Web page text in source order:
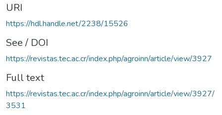
URI
https://hdl.handle.net/2238/15526
See / DOI
https://revistas.tec.ac.cr/index.php/agroinn/article/view/3927
Full text
https://revistas.tec.ac.cr/index.php/agroinn/article/view/3927/
3531